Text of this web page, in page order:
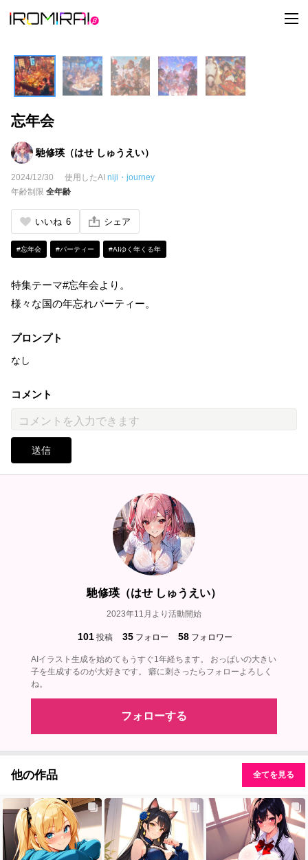
t
o
忘年会
馳修瑛（はせ しゅうえい）
2024/12/30 使用したAI niji・journey
年齢制限 全年齢
いいね 6 シェア
#忘年会 #パーティー #AIゆく年くる年
特集テーマ#忘年会より。
様々な国の年忘れパーティー。
プロンプト
なし
コメント
送信
馳修瑛（はせ しゅうえい）
2023年11月より活動開始
101 投稿 35 フォロー 58 フォロワー
AIイラスト生成を始めてもうすぐ1年経ちます。 おっぱいの大きい
子を生成するのが大好きです。 癖に刺さったらフォローよろしく
ね。
フォローする
他の作品 全てを見る